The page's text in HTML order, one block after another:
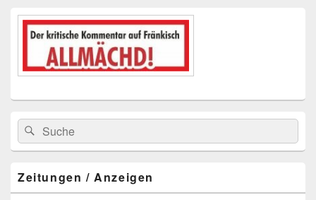
Suchen
nach:
Suchen
Zeitungen / Anzeigen